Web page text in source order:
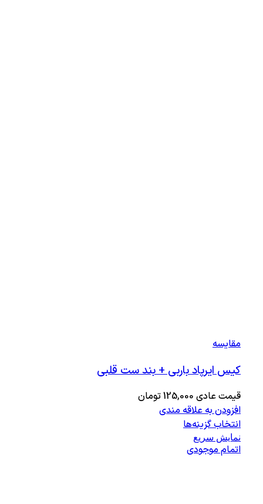
مقايسه
کیس ایرپاد باربی + بند ست قلبی
قیمت عادی 125,000تومان
افزودن به علاقه مندی
انتخاب گزینه‌ها
نمایش سریع
اتمام موجودی